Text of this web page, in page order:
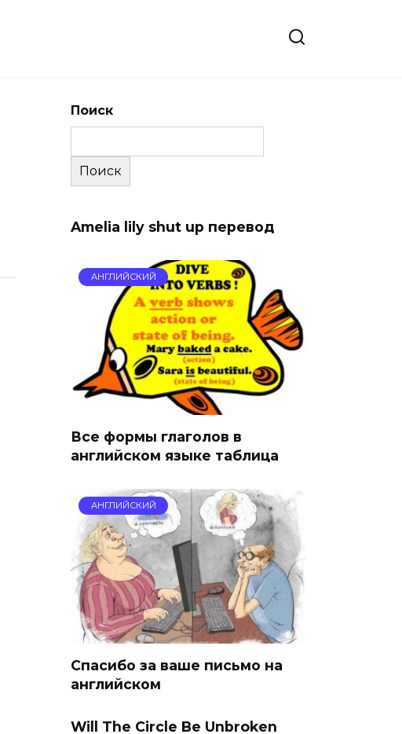
Поиск
Поиск
Amelia lily shut up перевод
АНГЛИЙСКИЙ
Все формы глаголов в
английском языке таблица
АНГЛИЙСКИЙ
Спасибо за ваше письмо на
английском
Will The Circle Be Unbroken